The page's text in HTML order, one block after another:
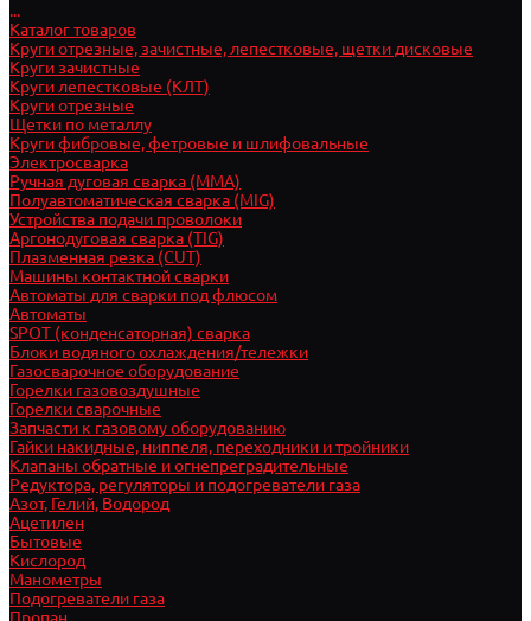
...
Каталог товаров
Круги отрезные, зачистные, лепестковые, щетки дисковые
Круги зачистные
Круги лепестковые (КЛТ)
Круги отрезные
Щетки по металлу
Круги фибровые, фетровые и шлифовальные
Электросварка
Ручная дуговая сварка (MMA)
Полуавтоматическая сварка (MIG)
Устройства подачи проволоки
Аргонодуговая сварка (TIG)
Плазменная резка (CUT)
Машины контактной сварки
Автоматы для сварки под флюсом
Автоматы
SPOT (конденсаторная) сварка
Блоки водяного охлаждения/тележки
Газосварочное оборудование
Горелки газовоздушные
Горелки сварочные
Запчасти к газовому оборудованию
Гайки накидные, ниппеля, переходники и тройники
Клапаны обратные и огнепреградительные
Редуктора, регуляторы и подогреватели газа
Азот, Гелий, Водород
Ацетилен
Бытовые
Кислород
Манометры
Подогреватели газа